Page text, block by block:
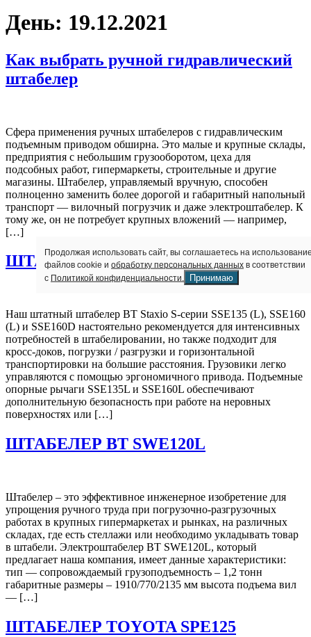
День: 19.12.2021
Как выбрать ручной гидравлический
штабелер
Сфера применения ручных штабелеров с гидравлическим
подъемным приводом обширна. Это малые и крупные склады,
предприятия с небольшим грузооборотом, цеха для
подсобных работ, гипермаркеты, строительные и другие
магазины. Штабелер, управляемый вручную, способен
полноценно заменить более дорогой и габаритный напольный
транспорт — вилочный погрузчик и даже электроштабелер. К
тому же, он не потребует крупных вложений — например,
[…]
ШТАБЕЛЕР BT SSE1
Наш штатный штабелер BT Staxio S-серии SSE135 (L), SSE160
(L) и SSE160D настоятельно рекомендуется для интенсивных
потребностей в штабелировании, но также подходит для
кросс-доков, погрузки / разгрузки и горизонтальной
транспортировки на большие расстояния. Грузовики легко
управляются с помощью эргономичного привода. Подъемные
опорные рычаги SSE135L и SSE160L обеспечивают
дополнительную безопасность при работе на неровных
поверхностях или […]
ШТАБЕЛЕР BT SWE120L
Штабелер – это эффективное инженерное изобретение для
упрощения ручного труда при погрузочно-разгрузочных
работах в крупных гипермаркетах и рынках, на различных
складах, где есть стеллажи или необходимо укладывать товар
в штабели. Электроштабелер BT SWE120L, который
предлагает наша компания, имеет данные характеристики:
тип — сопровождаемый грузоподъемность – 1,2 тонн
габаритные размеры – 1910/770/2135 мм высота подъема вил
— […]
ШТАБЕЛЕР TOYOTA SPE125
Продолжая использовать сайт, вы соглашаетесь на
файлов cookie и обработку персональных данных в соответствии
с Политикой конфиденциальности. Принимаю